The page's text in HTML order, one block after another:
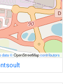
data ©OpenStreetMapcontributors